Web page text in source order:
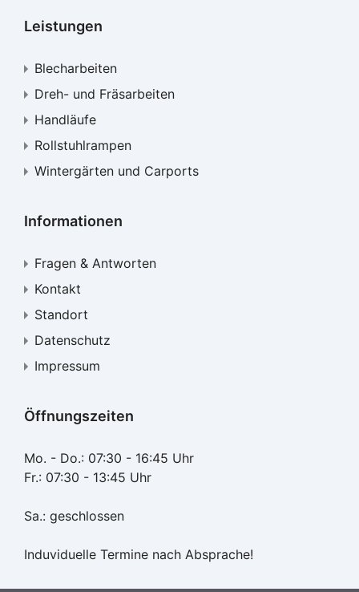
Leistungen
Blecharbeiten
Dreh- und Fräsarbeiten
Handläufe
Rollstuhlrampen
Wintergärten und Carports
Informationen
Fragen & Antworten
Kontakt
Standort
Datenschutz
Impressum
Öffnungszeiten
Mo. - Do.: 07:30 - 16:45 Uhr
Fr.: 07:30 - 13:45 Uhr
Sa.: geschlossen
Induviduelle Termine nach Absprache!